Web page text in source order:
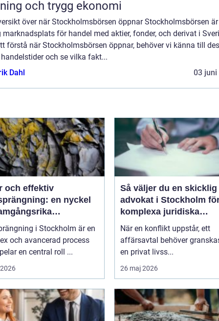
och trygg ekonomi
över när Stockholmsbörsen öppnar Stockholmsbörsen
marknadsplats för handel med aktier, fonder, och derivat i
förstå när Stockholmsbörsen öppnar, behöver vi känna till
och se vilka fakt...
Dahl
03 juni
och effektiv
en nyckel
i Stockholm är en
och avancerad process
en central roll ...
Så väljer du en skicklig
advokat i Stockholm
komplexa juridiska
utmaningar
När en konflikt uppstår, ett
affärsavtal behöver
en privat livss...
26 maj 2026